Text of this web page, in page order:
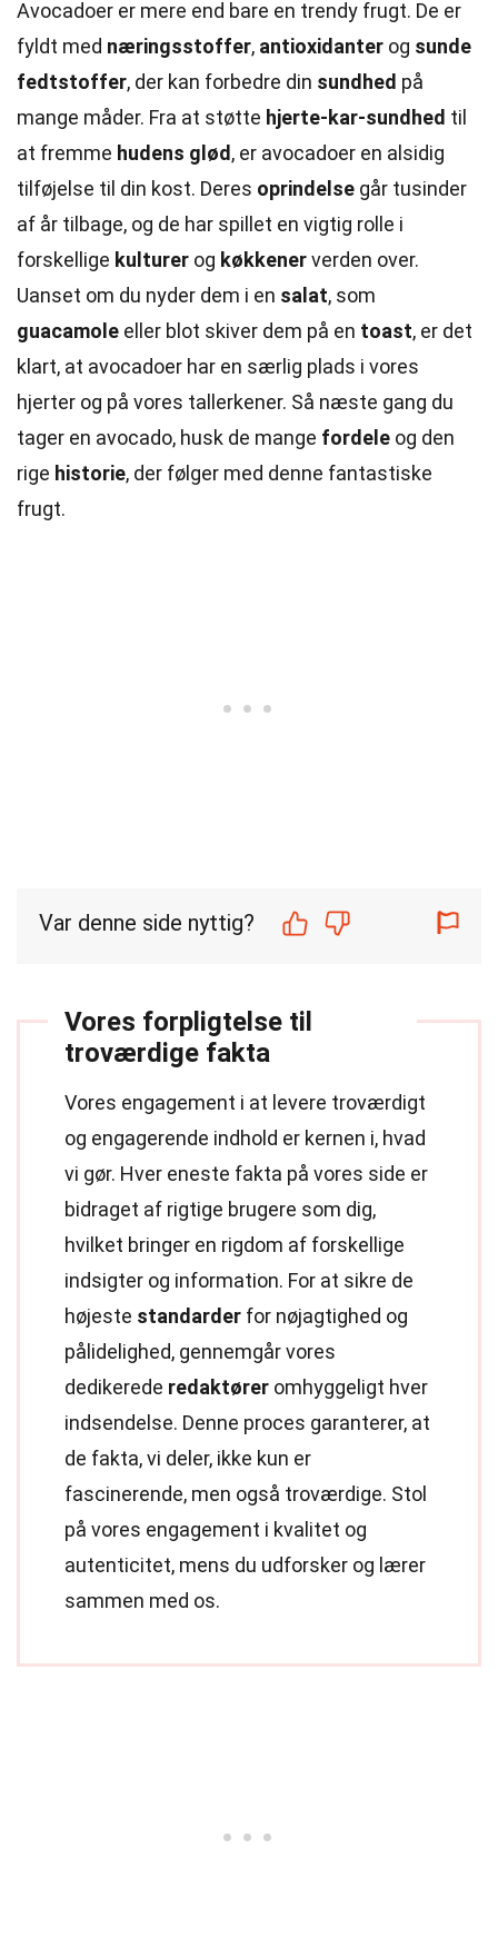
Avocadoer er mere end bare en trendy frugt. De er
fyldt med næringsstoffer, antioxidanter og sunde
fedtstoffer, der kan forbedre din sundhed på
mange måder. Fra at støtte hjerte-kar-sundhed til
at fremme hudens glød , er avocadoer en alsidig
tilføjelse til din kost. Deres oprindelse går tusinder
af år tilbage, og de har spillet en vigtig rolle i
forskellige kulturer og køkkenerverden over.
Uanset om du nyder dem i en salat, som
guacamole eller blot skiver dem på en toast, er det
klart, at avocadoer har en særlig plads i vores
hjerter og på vores tallerkener. Så næste gang du
tager en avocado, husk de mange fordele og den
rige historie, der følger med denne fantastiske
frugt.
Var denne side nyttig?
Vores forpligtelse til
troværdige fakta
Vores engagement i at levere troværdigt
og engagerende indhold er kernen i, hvad
vi gør. Hver eneste fakta på vores side er
bidraget af rigtige brugere som dig,
hvilket bringer en rigdom af forskellige
indsigter og information. For at sikre de
højeste standarder for nøjagtighed og
pålidelighed, gennemgår vores
dedikerede redaktører omhyggeligt hver
indsendelse. Denne proces garanterer, at
de fakta, vi deler, ikke kun er
fascinerende, men også troværdige. Stol
på vores engagement i kvalitet og
autenticitet, mens du udforsker og lærer
sammen med os.